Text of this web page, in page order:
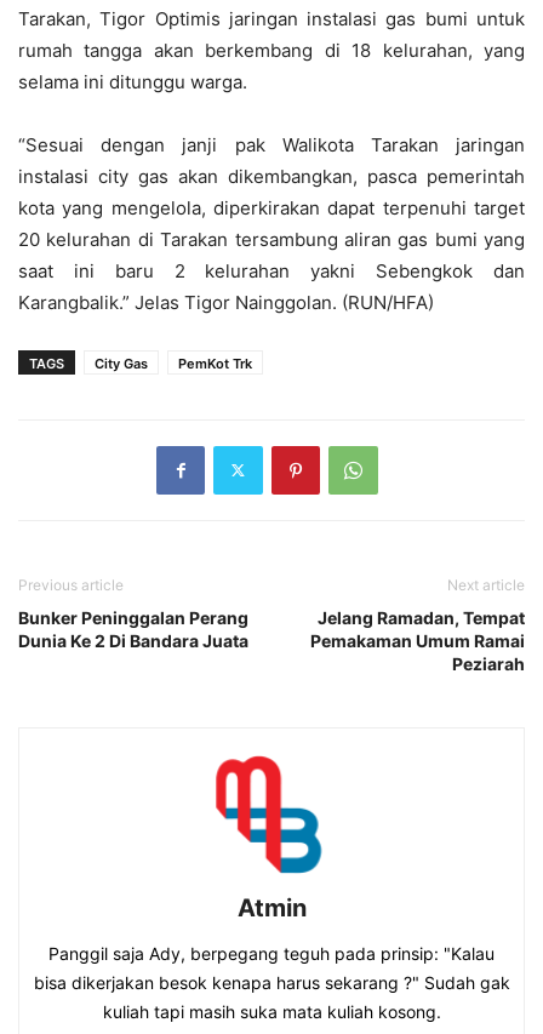
Tarakan, Tigor Optimis jaringan instalasi gas bumi untuk
rumah tangga akan berkembang di 18 kelurahan, yang
selama ini ditunggu warga.
“Sesuai dengan janji pak Walikota Tarakan jaringan
instalasi city gas akan dikembangkan, pasca pemerintah
kota yang mengelola, diperkirakan dapat terpenuhi target
20 kelurahan di Tarakan tersambung aliran gas bumi yang
saat ini baru 2 kelurahan yakni Sebengkok dan
Karangbalik.” Jelas Tigor Nainggolan. (RUN/HFA)
TAGS City Gas PemKot Trk
Previous article
Bunker Peninggalan Perang
Dunia Ke 2 Di Bandara Juata
Next article
Jelang Ramadan, Tempat
Pemakaman Umum Ramai
Peziarah
Atmin
Panggil saja Ady, berpegang teguh pada prinsip: "Kalau
bisa dikerjakan besok kenapa harus sekarang ?" Sudah gak
kuliah tapi masih suka mata kuliah kosong.